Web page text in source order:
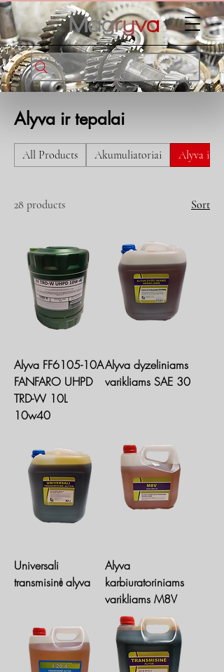
Alyva ir tepalai
All Products Akumuliatoriai Alyva ir
28 products Sort
Alyva FF6105-10A
FANFARO UHPD
TRD-W 10L
10w40
Alyva dyzeliniams
varikliams SAE 30
Universali
transmisinė alyva
Alyva
karbiuratoriniams
varikliams M8V